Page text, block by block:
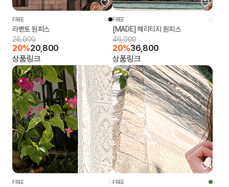
FREE
라벤토 원피스
26,000
20%20,800
상품링크
FREE
[MADE] 헤리티지 원피스
46,000
20%36,800
상품링크
FREE FREE